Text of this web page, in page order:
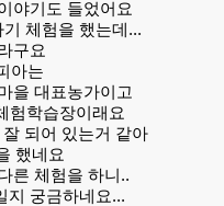
야기도 들었어요
체험을 했는데...
구요
아는
을 대표농가이고
험학습장이래요
되어 있는거 같아
했네요
른 체험을 하니..
지 궁금하네요...